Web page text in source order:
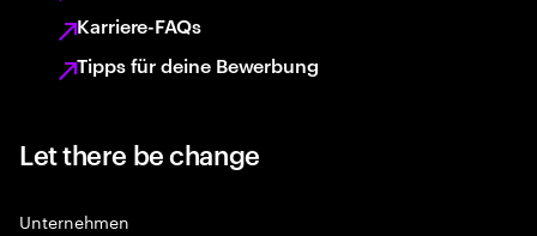
Karriere-FAQs
Tipps für deine Bewerbung
Let there be change
Unternehmen